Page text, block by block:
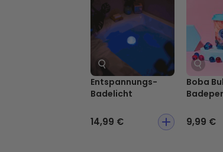
Entspannungs-
Badelicht
14,99 €
Boba
9,99 €